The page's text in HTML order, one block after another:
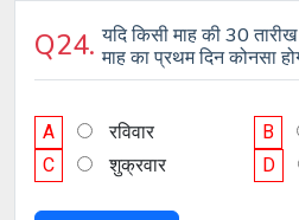
Q24.यदि किसी माह की 30
माह का प्रथम दिन कोनसा
A रविवार B
C
शुक्रवार D